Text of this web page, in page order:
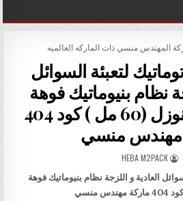
المهندس منسي ذات الماركه العالميه
لتعبئة السوائل
نظام بنيوماتيك فوهة
مفرده – واحد نوزل (60 مل ) كود 404
مهندس منسي
AUTHOR:
HEBA M2PACK
العادية و اللزجة نظام بنيوماتيك فوهة
كود 404 ماركة مهندس منسي